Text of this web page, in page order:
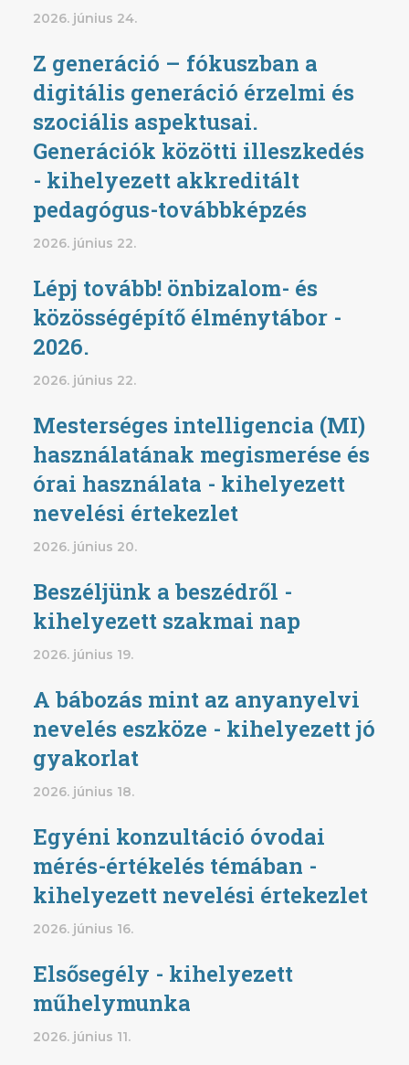
2026. június 24.
Z generáció – fókuszban a
digitális generáció érzelmi és
szociális aspektusai.
Generációk közötti illeszkedés
- kihelyezett akkreditált
pedagógus-továbbképzés
2026. június 22.
Lépj tovább! önbizalom- és
közösségépítő élménytábor -
2026.
2026. június 22.
Mesterséges intelligencia (MI)
használatának megismerése és
órai használata - kihelyezett
nevelési értekezlet
2026. június 20.
Beszéljünk a beszédről -
kihelyezett szakmai nap
2026. június 19.
A bábozás mint az anyanyelvi
nevelés eszköze - kihelyezett jó
gyakorlat
2026. június 18.
Egyéni konzultáció óvodai
mérés-értékelés témában -
kihelyezett nevelési értekezlet
2026. június 16.
Elsősegély - kihelyezett
műhelymunka
2026. június 11.